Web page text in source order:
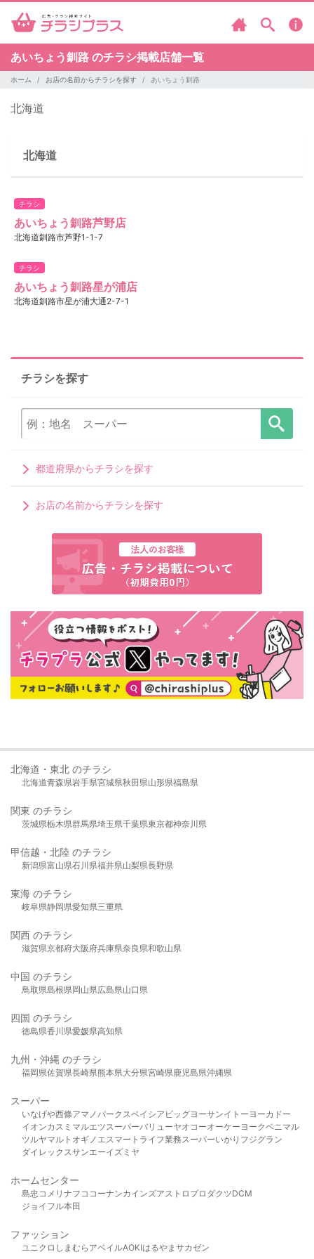
あいちょう釧路 のチラシ掲載店舗一覧
ホーム お店の名前からチラシを探す あいちょう釧路
北海道
北海道
チラシ
あいちょう釧路芦野店
北海道釧路市芦野1-1-7
チラシ
あいちょう釧路星が浦店
北海道釧路市星が浦大通2-7-1
チラシを探す
都道府県からチラシを探す
お店の名前からチラシを探す
北海道・東北 のチラシ
北海道青森県岩手県宮城県秋田県山形県福島県
関東 のチラシ
茨城県栃木県群馬県埼玉県千葉県東京都神奈川県
甲信越・北陸 のチラシ
新潟県富山県石川県福井県山梨県長野県
東海 のチラシ
岐阜県静岡県愛知県三重県
関西 のチラシ
滋賀県京都府大阪府兵庫県奈良県和歌山県
中国 のチラシ
鳥取県島根県岡山県広島県山口県
四国 のチラシ
徳島県香川県愛媛県高知県
九州・沖縄 のチラシ
福岡県佐賀県長崎県熊本県大分県宮崎県鹿児島県沖縄県
スーパー
いなげや西條アマノパークスベイシア ビッグヨーサンイトーヨーカドー
イオンカスミ マルエツスーパーバリューヤオコーオーケー ヨークベニマル
ツルヤマルト オギノ エスマート ライフ業務スーパーいかり フジグラン
ダイレックスサンエーイズミヤ
ホームセンター
島忠 コメリ ナフコ コーナンカインズアストロプロダクツDCM
ジョイフル本田
ファッション
ユニクロ しまむら アベイルAOKIはるやま サカゼン